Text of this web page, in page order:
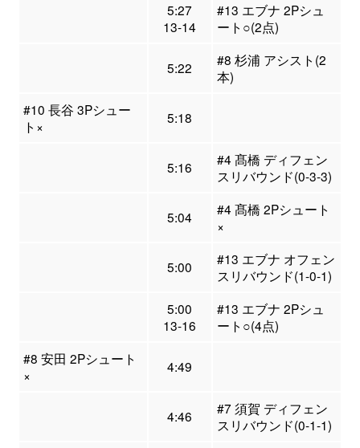
5:27
13-14
#13 エブナ 2Pシュ
ート○(2点)
5:22
#8 杉浦 アシスト(2
本)
#10 長谷 3Pシュー
ト×
5:18
5:16
#4 髙橋 ディフェン
スリバウンド(0-3-3)
5:04
#4 髙橋 2Pシュート
×
5:00
#13 エブナ オフェン
スリバウンド(1-0-1)
5:00
13-16
#13 エブナ 2Pシュ
ート○(4点)
#8 安田 2Pシュート
×
4:49
4:46
#7 須賀 ディフェン
スリバウンド(0-1-1)